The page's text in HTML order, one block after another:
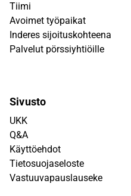
Tiimi
Avoimet työpaikat
Inderes sijoituskohteena
Palvelut pörssiyhtiöille
Sivusto
UKK
Q&A
Käyttöehdot
Tietosuojaseloste
Vastuuvapauslauseke